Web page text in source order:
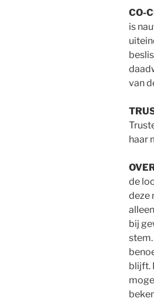
CO-
is
van
haar
de
deze
bij
blijft.